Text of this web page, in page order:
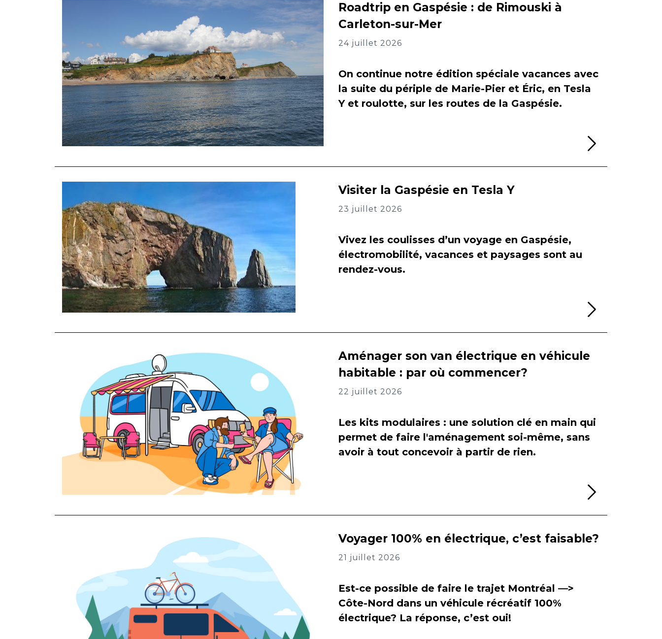
Roadtrip en Gaspésie : de Rimouski à
Carleton-sur-Mer
24 juillet 2026
On continue notre édition spéciale vacances avec
la suite du périple de Marie-Pier et Éric, en Tesla
Y et roulotte, sur les routes de la Gaspésie.
Visiter la Gaspésie en Tesla Y
23 juillet 2026
Vivez les coulisses d’un voyage en Gaspésie,
électromobilité, vacances et paysages sont au
rendez-vous.
Aménager son van électrique en véhicule
habitable : par où commencer?
22 juillet 2026
Les kits modulaires : une solution clé en main qui
permet de faire l'aménagement soi-même, sans
avoir à tout concevoir à partir de rien.
Voyager 100% en électrique, c’est faisable?
21 juillet 2026
Est-ce possible de faire le trajet Montréal —>
Côte-Nord dans un véhicule récréatif 100%
électrique? La réponse, c’est oui!